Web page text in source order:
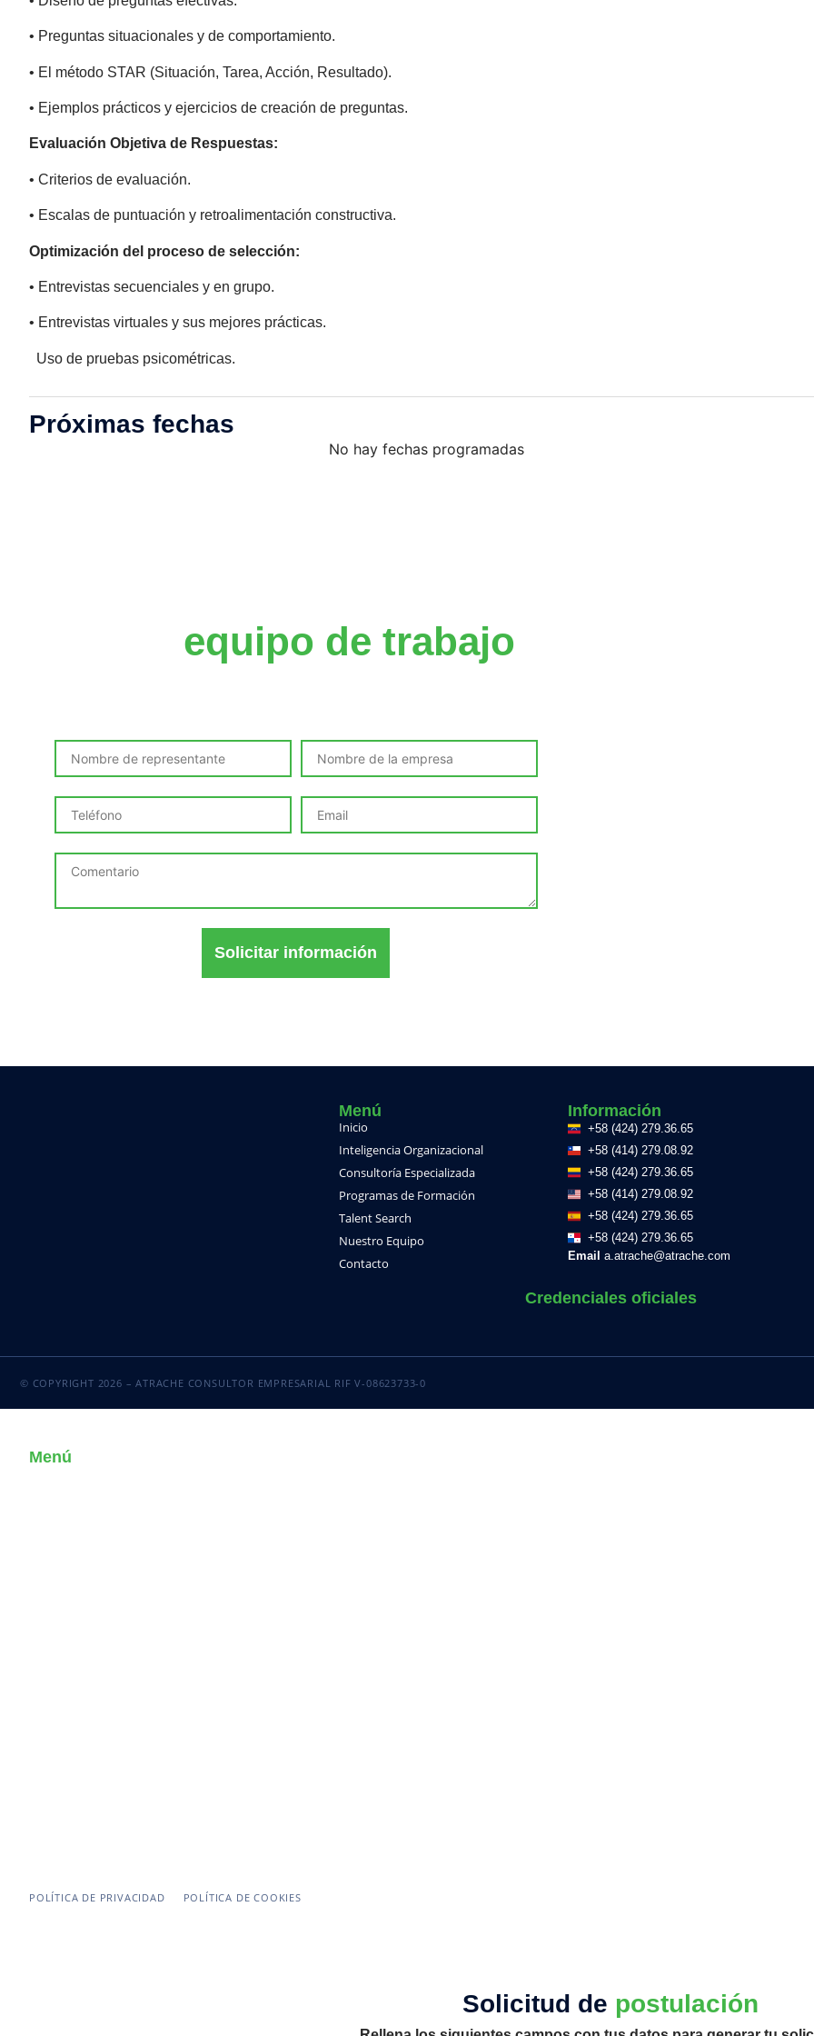
• Preguntas situacionales y de comportamiento.
• El método STAR (Situación, Tarea, Acción, Resultado).
• Ejemplos prácticos y ejercicios de creación de preguntas.
Evaluación Objetiva de Respuestas:
• Criterios de evaluación.
• Escalas de puntuación y retroalimentación constructiva.
Optimización del proceso de selección:
• Entrevistas secuenciales y en grupo.
• Entrevistas virtuales y sus mejores prácticas.
Uso de pruebas psicométricas.
Próximas fechas
No hay fechas programadas
equipo de trabajo
Solicitar información
Menú
Inicio
Inteligencia Organizacional
Consultoría Especializada
Programas de Formación
Talent Search
Nuestro Equipo
Contacto
Información
+58 (424) 279.36.65
+58 (414) 279.08.92
+58 (424) 279.36.65
+58 (414) 279.08.92
+58 (424) 279.36.65
+58 (424) 279.36.65
Email a.atrache@atrache.com
Credenciales oficiales
© COPYRIGHT 2026 – ATRACHE CONSULTOR EMPRESARIAL RIF V-08623733-0
Menú
POLÍTICA DE PRIVACIDAD
POLÍTICA DE COOKIES
Solicitud de postulación